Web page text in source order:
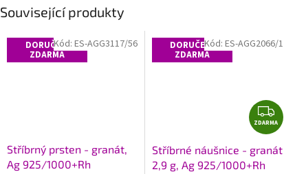
R
A
Související produkty
DORUČENÍ
ZDARMA
Stříbrný prsten - granát,
Ag 925/1000+Rh
Kód: ES-AGG3117/56 DORUČENÍ
ZDARMA
Z
D
A
R
ZDARMA
Stříbrné náušnice - granát
2,9 g, Ag 925/1000+Rh
Kód: ES-AGG2066/1